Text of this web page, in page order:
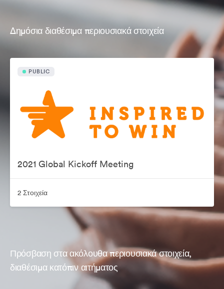
Δημόσια διαθέσιμα περιουσιακά στοιχεία
PUBLIC
2021 Global Kickoff Meeting
2 Στοιχεία
Πρόσβαση στα ακόλουθα περιουσιακά στοιχεία,
διαθέσιμα κατόπιν αιτήματος